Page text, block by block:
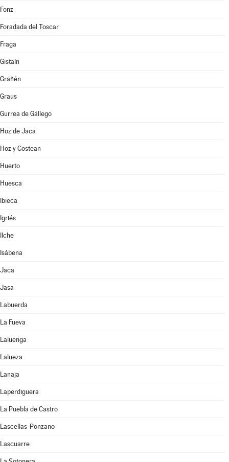
Fonz
Foradada del Toscar
Fraga
Gistaín
Grañén
Graus
Gurrea de Gállego
Hoz de Jaca
Hoz y Costean
Huerto
Huesca
Ibieca
Igriés
Ilche
Isábena
Jaca
Jasa
Labuerda
La Fueva
Laluenga
Lalueza
Lanaja
Laperdiguera
La Puebla de Castro
Lascellas-Ponzano
Lascuarre